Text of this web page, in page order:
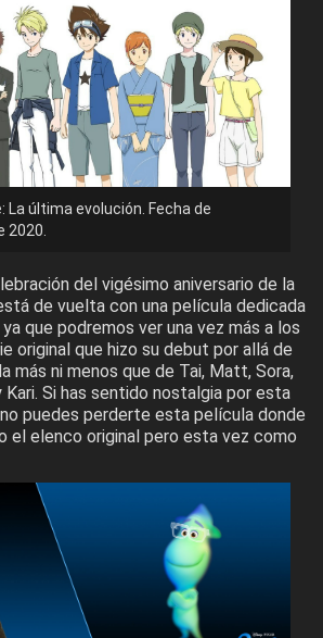
La última evolución. Fecha de
2020.
del vigésimo aniversario de la
de vuelta con una película dedicada
que podremos ver una vez más a los
original que hizo su debut por allá de
más ni menos que de Tai, Matt, Sora,
Kari. Si has sentido nostalgia por esta
puedes perderte esta película donde
el elenco original pero esta vez como